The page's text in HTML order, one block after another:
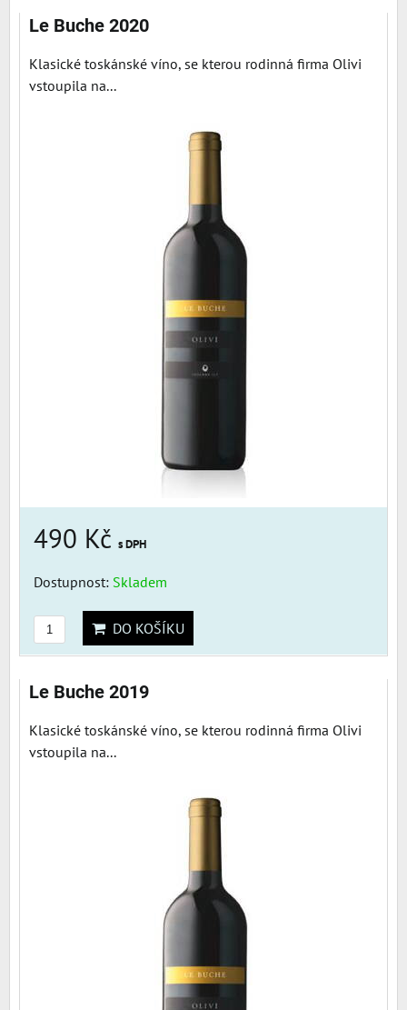
Le Buche 2020
Klasické toskánské víno, se kterou rodinná firma Olivi
vstoupila na...
490 Kč s DPH
Dostupnost: Skladem
DO KOŠÍKU
Le Buche 2019
Klasické toskánské víno, se kterou rodinná firma Olivi
vstoupila na...